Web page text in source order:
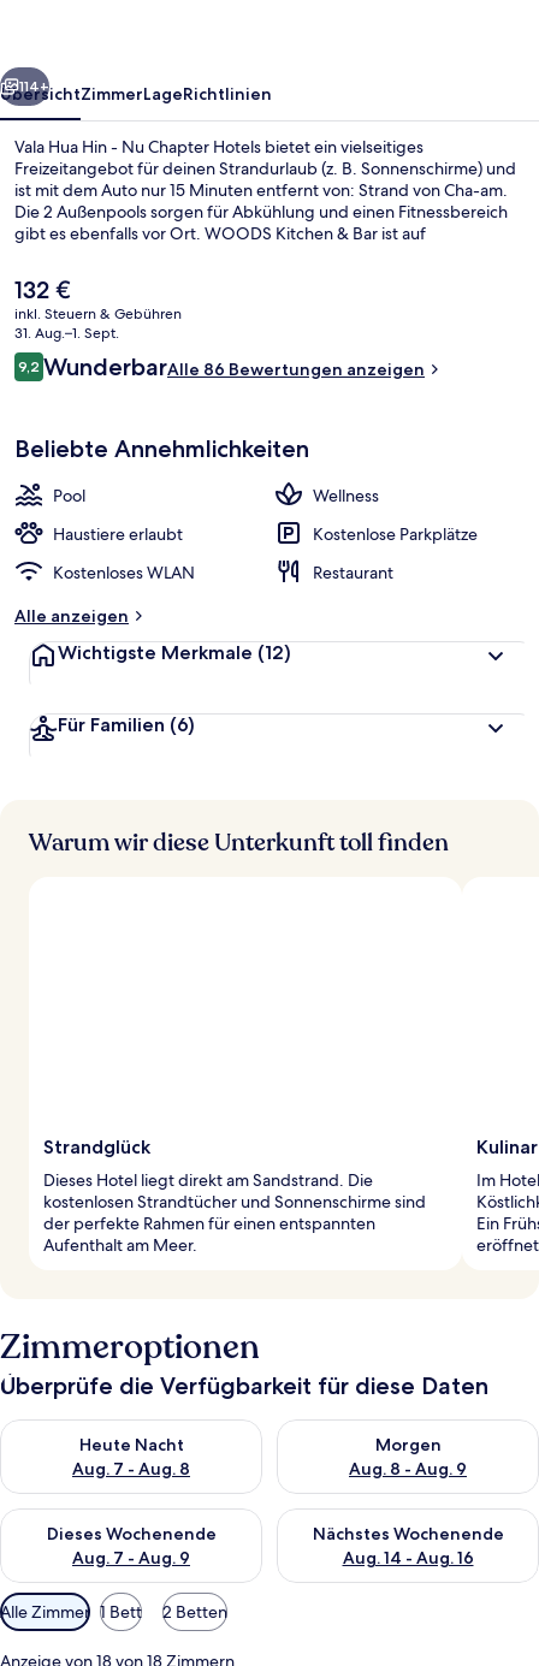
Hotels
Weiter
114+
ÜbersichtZimmerLageRichtlinien
Vala Hua Hin - Nu Chapter Hotels bietet ein vielseitiges
Freizeitangebot für deinen Strandurlaub (z. B. Sonnenschirme) und
ist mit dem Auto nur 15 Minuten entfernt von: Strand von Cha-am.
Die 2 Außenpools sorgen für Abkühlung und einen Fitnessbereich
gibt es ebenfalls vor Ort. WOODS Kitchen & Bar ist auf
Abendessen. Dieses Hotel im luxuriösen Stil bietet ein
Kinderbecken und eine Terrasse.
Der
aktuelle
Preis
beträgt
132 €.
132 €
inkl. Steuern & Gebühren
31. Aug.–1. Sept.
Bewertungen
9,29,2 von 10.
WunderbarAlle 86 Bewertungen anzeigen
Beliebte Annehmlichkeiten
Pool
Wellness
Haustiere erlaubt
Kostenlose Parkplätze
Kostenloses WLAN
Restaurant
Alle anzeigen
Wichtigste Merkmale (12)
Für Familien (6)
Warum wir diese Unterkunft toll finden
Strandglück
Dieses Hotel liegt direkt am Sandstrand. Die
kostenlosen Strandtücher und Sonnenschirme sind
der perfekte Rahmen für einen entspannten
Aufenthalt am Meer.
Im
Ein
Zimmeroptionen
Überprüfe die Verfügbarkeit für diese Daten
Heute Nacht
Aug. 7 - Aug. 8
Überprüfe die Verfügbarkeit für heute Nacht, Aug. 7 - Aug. 8.
Morgen
Aug. 8 - Aug. 9
Überprüfe die Verfügbarkeit
Dieses Wochenende
Aug. 7 - Aug. 9
Überprüfe die Verfügbarkeit für dieses Wochenende, Aug. 7
Nächstes Wochenende
Aug. 14 - Aug. 16
Überprüfe die Verfügbarkeit
Verfügbare
Filter
für
Alle Zimmer 1 Bett 2 Betten
Anzeige von 18 von 18 Zimmern